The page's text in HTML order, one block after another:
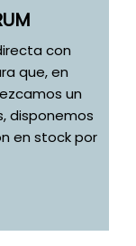
con
que, en
un
disponemos
en stock por